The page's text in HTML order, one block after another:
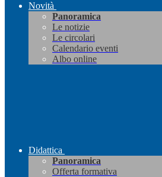
Novità
Panoramica
Le notizie
Le circolari
Calendario eventi
Albo online
Didattica
Panoramica
Offerta formativa